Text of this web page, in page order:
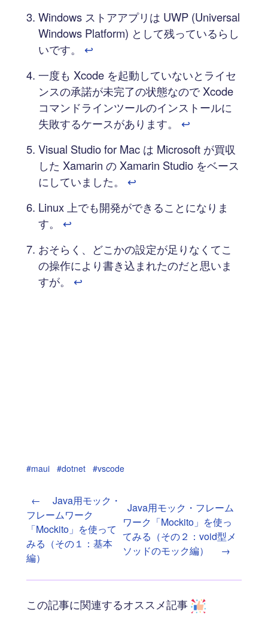
Windows ストアアプリは UWP (Universal
Windows Platform) として残っているらし
いです。 ↩︎
一度も Xcode を起動していないとライセ
ンスの承諾が未完了の状態なので Xcode
コマンドラインツールのインストールに
失敗するケースがあります。 ↩︎
Visual Studio for Mac は Microsoft が買収
した Xamarin の Xamarin Studio をベース
にしていました。 ↩︎
Linux 上でも開発ができることになりま
す。 ↩︎
おそらく、どこかの設定が足りなくてこ
の操作により書き込まれたのだと思いま
すが。 ↩︎
#maui #dotnet #vscode
←
Java用モック・
フレームワーク
「Mockito」を使って
みる（その１：基本
編）
Java用モック・フレーム
ワーク「Mockito」を使っ
てみる（その２：void型メ
ソッドのモック編）
→
この記事に関連するオススメ記事